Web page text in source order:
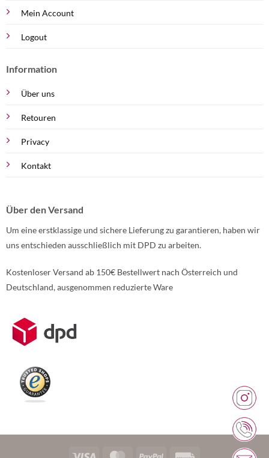
Mein Account
Logout
Information
Über uns
Retouren
Privacy
Kontakt
Über den Versand
Um eine erstklassige und sichere Lieferung zu garantieren, haben wir
uns entschieden ausschließlich mit DPD zu arbeiten.
Kostenloser Versand ab 150€ Bestellwert nach Österreich und
Deutschland, ausgenommen reduzierte Ware
Weitere Informationen über den gesperrten Inhalt.
Visa MasterCardPayPal